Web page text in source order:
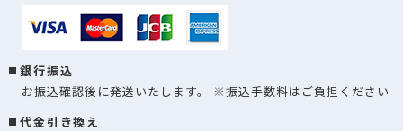
銀行振込
お振込確認後に発送いたします。 ※振込手数料はご負担ください
代金引き換え